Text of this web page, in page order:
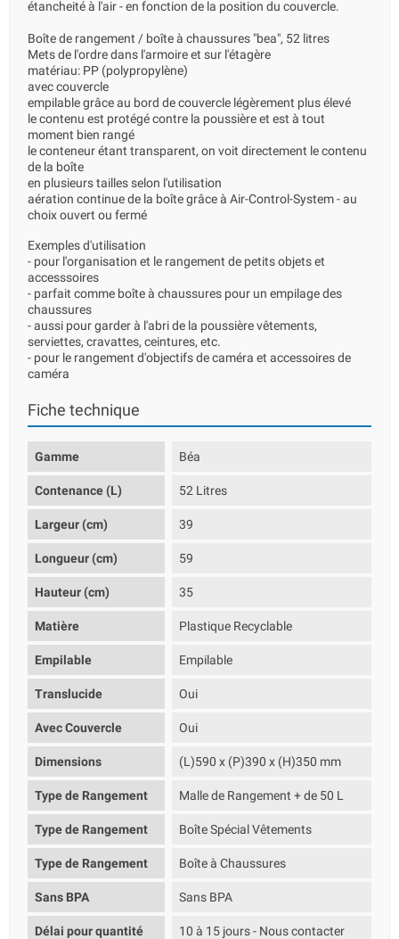
étancheité à l'air - en fonction de la position du couvercle.
Boîte de rangement / boîte à chaussures "bea", 52 litres
Mets de l'ordre dans l'armoire et sur l'étagère
matériau: PP (polypropylène)
avec couvercle
empilable grâce au bord de couvercle légèrement plus élevé
le contenu est protégé contre la poussière et est à tout
moment bien rangé
le conteneur étant transparent, on voit directement le contenu
de la boîte
en plusieurs tailles selon l'utilisation
aération continue de la boîte grâce à Air-Control-System - au
choix ouvert ou fermé
Exemples d'utilisation
- pour l'organisation et le rangement de petits objets et
accesssoires
- parfait comme boîte à chaussures pour un empilage des
chaussures
- aussi pour garder à l'abri de la poussière vêtements,
serviettes, cravattes, ceintures, etc.
- pour le rangement d'objectifs de caméra et accessoires de
caméra
Fiche technique
Gamme Béa
Contenance (L) 52 Litres
Largeur (cm) 39
Longueur (cm) 59
Hauteur (cm) 35
Matière Plastique Recyclable
Empilable Empilable
Translucide Oui
Avec Couvercle Oui
Dimensions (L)590 x (P)390 x (H)350 mm
Type de Rangement Malle de Rangement + de 50 L
Type de Rangement Boîte Spécial Vêtements
Type de Rangement Boîte à Chaussures
Sans BPA Sans BPA
Délai pour quantité
10 à 15 jours - Nous contacter